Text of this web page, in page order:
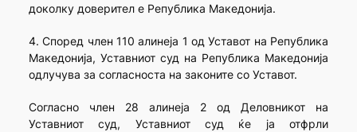
доколку доверител е Република Македонија.
4. Според член 110 алинеја 1 од Уставот на Република
Македонија, Уставниот суд на Република Македонија
одлучува за согласноста на законите со Уставот.
Согласно член 28 алинеја 2 од Деловникот на
Уставниот суд, Уставниот суд ќе ја отфрли